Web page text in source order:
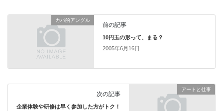
e
o
k
erカバ的アングル
前の記事
10円玉の形って、まる？
2005年6月16日
アートと仕事
次の記事
企業体験や研修は早く参加した方がトク！